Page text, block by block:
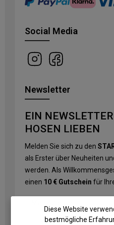
Social Media
Newsletter
EIN
HOSEN LIEBEN
Melden Sie sich zu den
als Erster über Neuheiten
werden. Als
einen 10 € Gutschein für
Diese Website
bestmögliche